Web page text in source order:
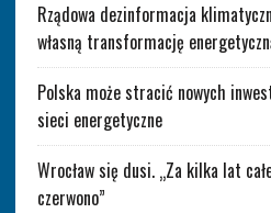
Rządowa dezinformacja
własną transformację
Polska może stracić nowych
sieci energetyczne
Wrocław się dusi. „Za kilka lat
czerwono”